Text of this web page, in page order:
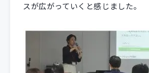
スが広がっていくと感じました。